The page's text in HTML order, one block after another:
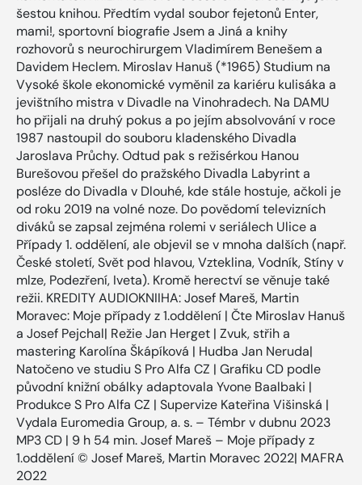
šestou knihou. Předtím vydal soubor fejetonů Enter,
mami!, sportovní biografie Jsem a Jiná a knihy
rozhovorů s neurochirurgem Vladimírem Benešem a
Davidem Heclem. Miroslav Hanuš (*1965) Studium na
Vysoké škole ekonomické vyměnil za kariéru kulisáka a
jevištního mistra v Divadle na Vinohradech. Na DAMU
ho přijali na druhý pokus a po jejím absolvování v roce
1987 nastoupil do souboru kladenského Divadla
Jaroslava Průchy. Odtud pak s režisérkou Hanou
Burešovou přešel do pražského Divadla Labyrint a
posléze do Divadla v Dlouhé, kde stále hostuje, ačkoli je
od roku 2019 na volné noze. Do povědomí televizních
diváků se zapsal zejména rolemi v seriálech Ulice a
Případy 1. oddělení, ale objevil se v mnoha dalších (např.
České století, Svět pod hlavou, Vzteklina, Vodník, Stíny v
mlze, Podezření, Iveta). Kromě herectví se věnuje také
režii. KREDITY AUDIOKNIIHA: Josef Mareš, Martin
Moravec: Moje případy z 1.oddělení | Čte Miroslav Hanuš
a Josef Pejchal| Režie Jan Herget | Zvuk, střih a
mastering Karolína Škápíková | Hudba Jan Neruda|
Natočeno ve studiu S Pro Alfa CZ | Grafiku CD podle
původní knižní obálky adaptovala Yvone Baalbaki |
Produkce S Pro Alfa CZ | Supervize Kateřina Višinská |
Vydala Euromedia Group, a. s. – Témbr v dubnu 2023
MP3 CD | 9 h 54 min. Josef Mareš – Moje případy z
1.oddělení © Josef Mareš, Martin Moravec 2022| MAFRA
2022